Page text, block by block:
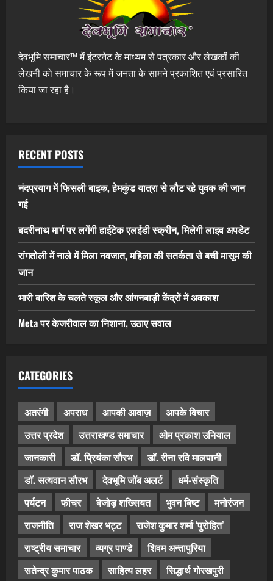
देवभूमि समाचार™ में इंटरनेट के माध्यम से पत्रकार और लेखकों की
लेखनी को समाचार के रूप में जनता के सामने प्रकाशित एवं प्रसारित
किया जा रहा है।
RECENT POSTS
नंदप्रयाग में फिसली बाइक, हेमकुंड यात्रा से लौट रहे युवक की जान
गई
बदरीनाथ मार्ग पर लगेंगी हाईटेक एलईडी स्क्रीन, मिलेगी लाइव अपडेट
रांगतोली में नाले में मिला नवजात, महिला की सतर्कता से बची मासूम की
जान
भारी बारिश के चलते स्कूल और आंगनबाड़ी केंद्रों में अवकाश
Meta पर केजरीवाल का निशाना, उठाए सवाल
CATEGORIES
अतरंगी अपराध आपकी आवाज़
आपके विचार
उत्तर प्रदेश
उत्तराखण्ड समाचार
ओम प्रकाश उनियाल
जानकारी
डॉ. प्रियंका सौरभ
डॉ. रीना रवि मालपानी
डॉ. सत्यवान सौरभ
देवभूमि जॉब अलर्ट
धर्म-संस्कृति
पर्यटन
फीचर बेजोड़ शख्सियत भुवन बिष्ट
मनोरंजन
राजनीति
राज शेखर भट्ट
राजेश कुमार शर्मा ‘पुरोहित’
राष्ट्रीय समाचार
व्यग्र पाण्डे
शिवम अन्तापुरिया
सतेन्द्र कुमार पाठक
साहित्य लहर सिद्धार्थ गोरखपुरी